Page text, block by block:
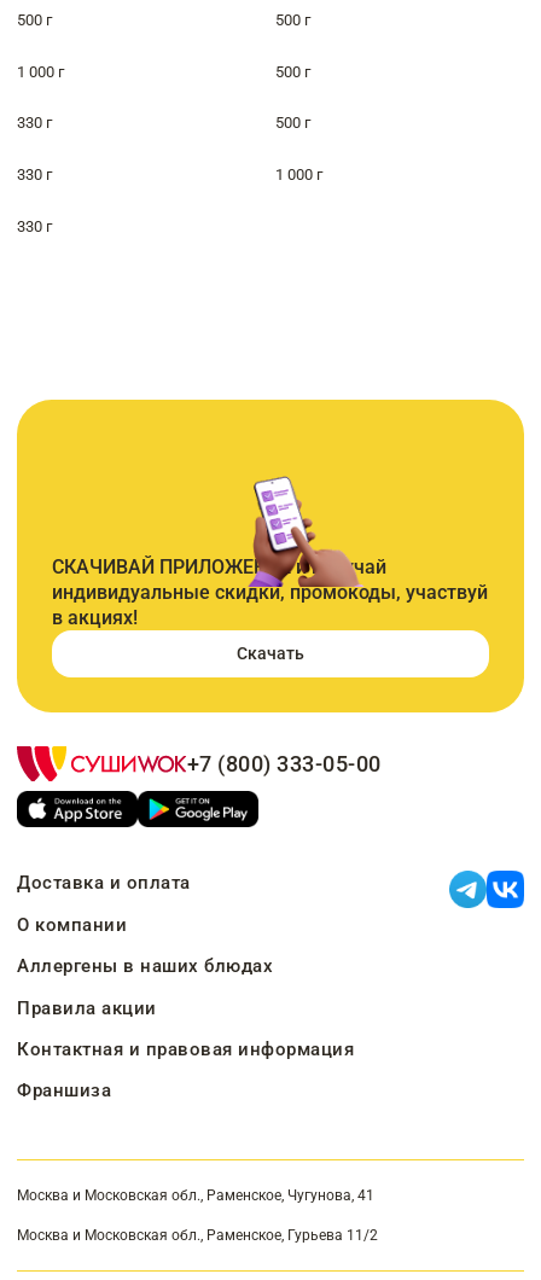
500 г 500 г
1 000 г 500 г
330 г 500 г
330 г 1 000 г
330 г
СКАЧИВАЙ ПРИЛОЖЕНИЕ и получай
индивидуальные скидки, промокоды, участвуй
в акциях!
Скачать
+7 (800) 333-05-00
Доставка и оплата
О компании
Аллергены в наших блюдах
Правила акции
Контактная и правовая информация
Франшиза
Москва и Московская обл., Раменское, Чугунова, 41
Москва и Московская обл., Раменское, Гурьева 11/2